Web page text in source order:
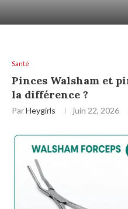
Santé
Pinces Walsham et
la différence ?
ParHeygirls juin 22, 2026